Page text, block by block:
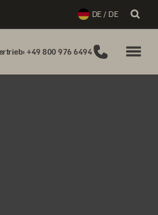
DE / DE
+49 800 976 6494